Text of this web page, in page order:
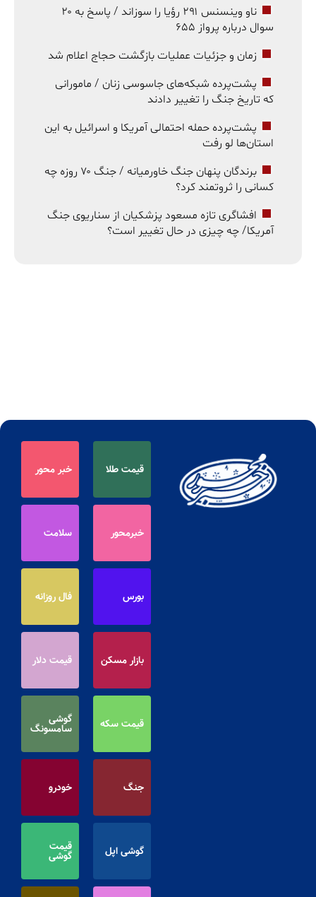
ناو وینسنس ۲۹۱ رؤیا را سوزاند / پاسخ به ۲۰
سوال درباره پرواز ۶۵۵
زمان و جزئیات عملیات بازگشت حجاج اعلام شد
پشت‌پرده شبکه‌های جاسوسی زنان / مامورانی
که تاریخ جنگ را تغییر دادند
پشت‌پرده حمله احتمالی آمریکا و اسرائیل به این
استان‌ها لو رفت
برندگان پنهان جنگ خاورمیانه / جنگ ۷۰ روزه چه
کسانی را ثروتمند کرد؟
افشاگری تازه مسعود پزشکیان از سناریوی جنگ
آمریکا/ چه چیزی در حال تغییر است؟
قیمت طلا خبر محور
خبرمحور سلامت
بورس فال روزانه
بازار مسکن قیمت دلار
قیمت سکه گوشی
سامسونگ
جنگ خودرو
گوشی اپل قیمت
گوشی